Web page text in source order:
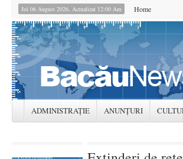
Joi 06 August 2026, Actualizat 12:00 Am Home
ADMINISTRAȚIE ANUNȚURI